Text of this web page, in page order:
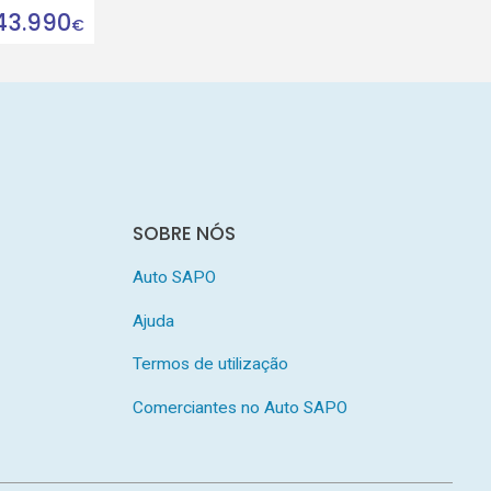
€
SOBRE NÓS
Auto SAPO
Ajuda
Termos de utilização
Comerciantes no Auto SAPO